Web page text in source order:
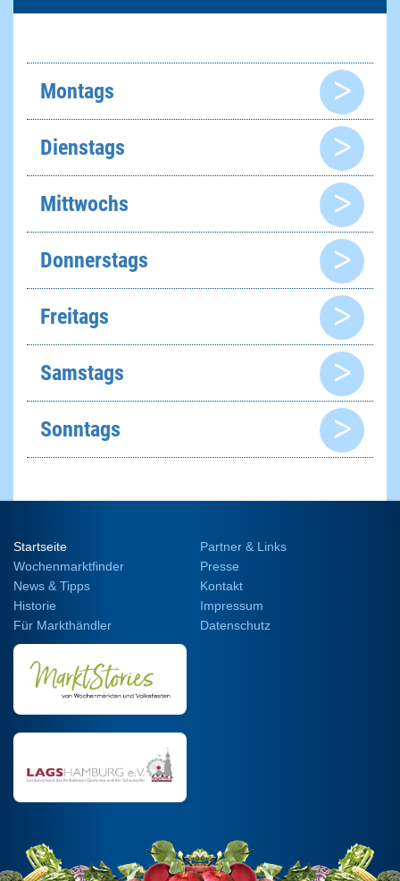
Montags
Dienstags
Mittwochs
Donnerstags
Freitags
Samstags
Sonntags
Startseite
Wochenmarktfinder
News & Tipps
Historie
Für Markthändler
Partner & Links
Presse
Kontakt
Impressum
Datenschutz